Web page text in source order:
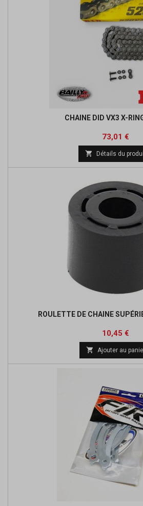
CHAINE DID VX3 X-
Prix
73,01 €
 Détails du
ROULETTE DE CHAINE
Prix
10,45 €
 Ajouter au